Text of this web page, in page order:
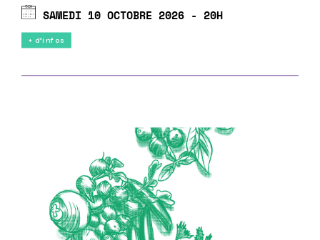
SAMEDI 10 OCTOBRE 2026 - 20H
+ d'infos